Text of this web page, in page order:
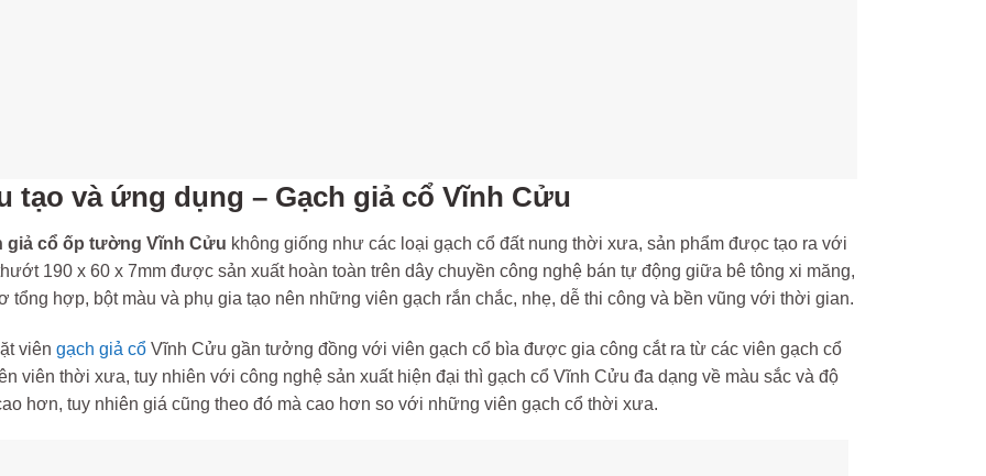
tạo và ứng dụng – Gạch giả cổ Vĩnh Cửu
giả cổ ốp tường Vĩnh Cửu không giống như các loại gạch cổ đất nung thời xưa, sản phẩm đưọc tạo ra với
190 x 60 x 7mm được sản xuất hoàn toàn trên dây chuyền công nghệ bán tự động giữa bê tông xi măng,
tổng hợp, bột màu và phụ gia tạo nên những viên gạch rắn chắc, nhẹ, dễ thi công và bền vũng với thời gian.
viên gạch giả cổVĩnh Cửu gần tưởng đồng với viên gạch cổ bìa được gia công cắt ra từ các viên gạch cổ
viên thời xưa, tuy nhiên với công nghệ sản xuất hiện đại thì gạch cổ Vĩnh Cửu đa dạng về màu sắc và độ
hơn, tuy nhiên giá cũng theo đó mà cao hơn so với những viên gạch cổ thời xưa.